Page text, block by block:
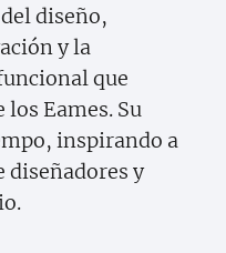
diseño,
y la
que
Eames. Su
inspirando a
diseñadores y